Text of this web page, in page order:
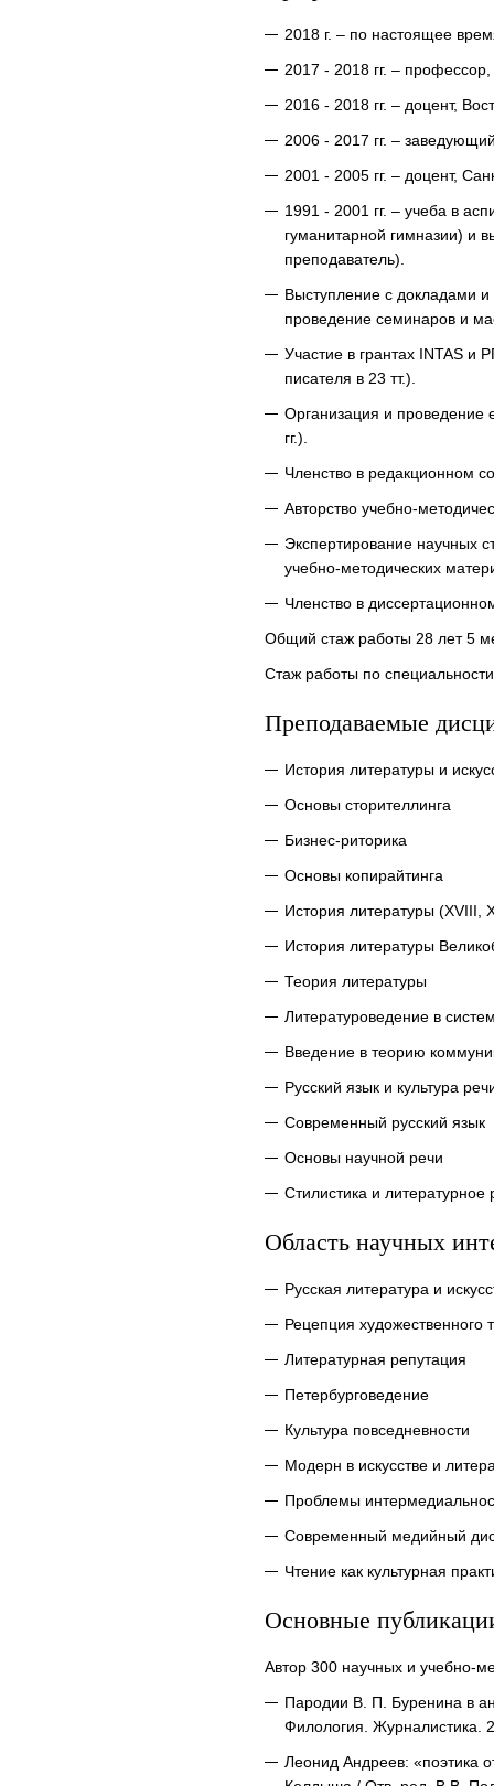
2018 г. – по настоящее
2017 - 2018 гг. –
2016 - 2018 гг. – доцент,
2006 - 2017 гг. –
2001 - 2005 гг. – доцент,
1991 - 2001 гг. – учеба в
гуманитарной гимназии) и
преподаватель).
Выступление с докладами
проведение семинаров и
Участие в грантах INTAS
писателя в 23 тт.).
Организация и проведение
гг.).
Членство в редакционном
Авторство учебно-
Экспертирование научных
учебно-методических
Членство в
Общий стаж работы 28 лет 5
Стаж работы по
Преподаваемые
История литературы и
Основы сторителлинга
Бизнес-риторика
Основы копирайтинга
История литературы (XVIII,
История литературы
Теория литературы
Литературоведение в
Введение в теорию
Русский язык и культура
Современный русский язык
Основы научной речи
Стилистика и литературное
Область научных
Русская литература и
Рецепция художественного
Литературная репутация
Петербурговедение
Культура повседневности
Модерн в искусстве и
Проблемы
Современный медийный
Чтение как культурная
Основные
Автор 300 научных и учебно-
Пародии В. П. Буренина в
Филология.
Леонид Андреев: «поэтика